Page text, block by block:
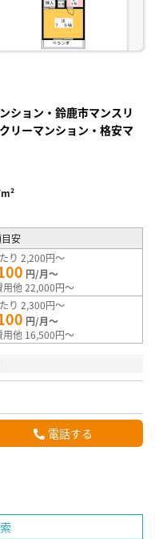
ション・鈴鹿市マンスリ
リーマンション・格安マ
安
り 2,200円～
円/月～
用他 22,000円～
り 2,300円～
円/月～
用他 16,500円～
電話する